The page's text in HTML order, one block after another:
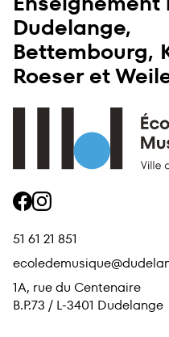
Dudelange,
Bettembourg,
Roeser et
facebook
instagram
51 61 21 851
1A, rue du Centenaire
B.P.73 / L-3401 Dudelange